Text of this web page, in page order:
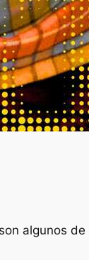
algunos